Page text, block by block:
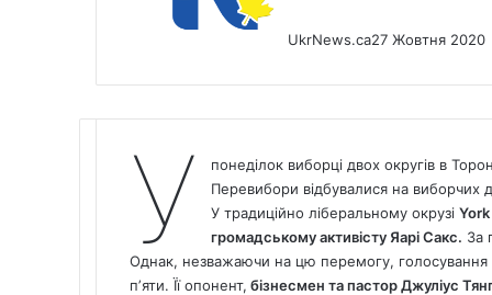
UkrNews.ca27 Жовтня 2020
У
понеділок виборці двох округів в
Перевибори відбувалися на
У традиційно ліберальному окрузі
громадському активісту Яарі Сакс. За
Однак, незважаючи на цю перемогу, голосування
пʼяти. Її опонент, бізнесмен та пастор Джуліус